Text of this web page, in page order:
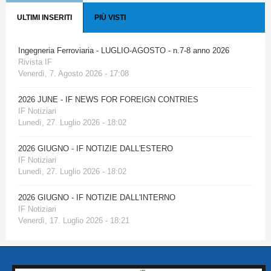
ULTIMI INSERITI PIÙ VISTI
Ingegneria Ferroviaria - LUGLIO-AGOSTO - n.7-8 anno 2026
Rivista IF
Venerdì, 7. Agosto 2026 - 17:08
2026 JUNE - IF NEWS FOR FOREIGN CONTRIES
IF Notiziari
Lunedì, 27. Luglio 2026 - 18:02
2026 GIUGNO - IF NOTIZIE DALL'ESTERO
IF Notiziari
Lunedì, 27. Luglio 2026 - 18:02
2026 GIUGNO - IF NOTIZIE DALL'INTERNO
IF Notiziari
Venerdì, 17. Luglio 2026 - 18:21